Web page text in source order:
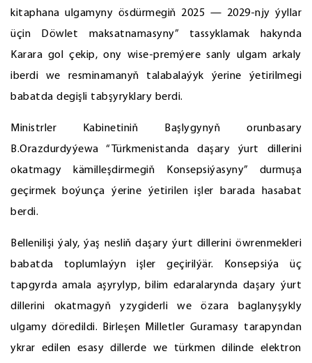
kitaphana ulgamyny ösdürmegiň 2025 — 2029-njy ýyllar
üçin Döwlet maksatnamasyny” tassyklamak hakynda
Karara gol çekip, ony wise-premýere sanly ulgam arkaly
iberdi we resminamanyň talabalaýyk ýerine ýetirilmegi
babatda degişli tabşyryklary berdi.
Ministrler Kabinetiniň Başlygynyň orunbasary
B.Orazdurdyýewa “Türkmenistanda daşary ýurt dillerini
okatmagy kämilleşdirmegiň Konsepsiýasyny” durmuşa
geçirmek boýunça ýerine ýetirilen işler barada hasabat
berdi.
Bellenilişi ýaly, ýaş nesliň daşary ýurt dillerini öwrenmekleri
babatda toplumlaýyn işler geçirilýär. Konsepsiýa üç
tapgyrda amala aşyrylyp, bilim edaralarynda daşary ýurt
dillerini okatmagyň yzygiderli we özara baglanyşykly
ulgamy döredildi. Birleşen Milletler Guramasy tarapyndan
ykrar edilen esasy dillerde we türkmen dilinde elektron